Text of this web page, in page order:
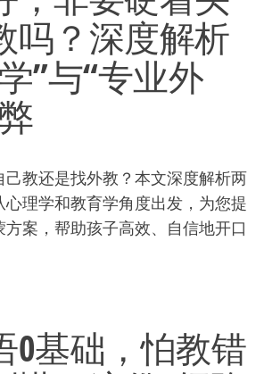
吗？深度解析
”与“专业外
己教还是找外教？本文深度解析两
理学和教育学角度出发，为您提
案，帮助孩子高效、自信地开口
0基础，怕教错